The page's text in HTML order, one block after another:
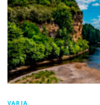
VARIA